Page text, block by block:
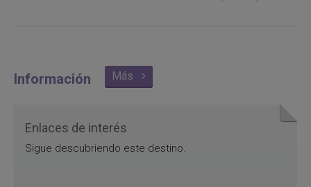
Información Más
Enlaces de interés
Sigue descubriendo este destino.